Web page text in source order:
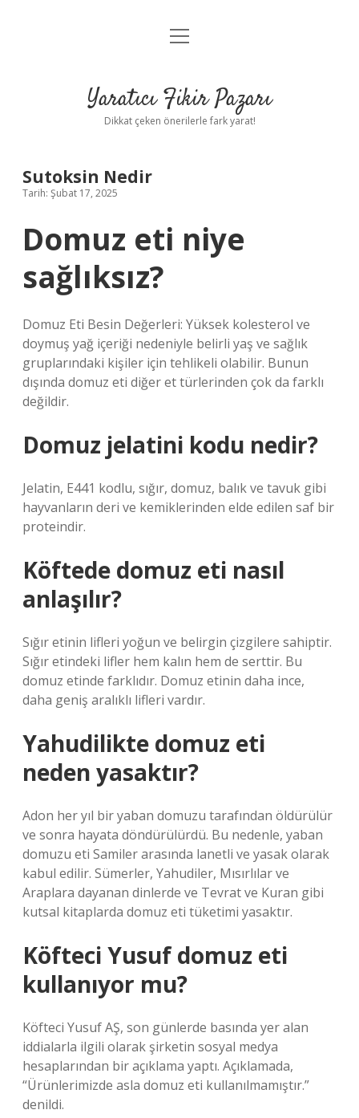
Anasayfa
Yasal Uyarı
menüyü
Yaratıcı Fikir Pazarı
Dikkat çeken önerilerle fark yarat!
Sutoksin Nedir
Tarih: Şubat 17, 2025
Domuz eti niye
sağlıksız?
Domuz Eti Besin Değerleri: Yüksek kolesterol ve
doymuş yağ içeriği nedeniyle belirli yaş ve sağlık
gruplarındaki kişiler için tehlikeli olabilir. Bunun
dışında domuz eti diğer et türlerinden çok da farklı
değildir.
Domuz jelatini kodu nedir?
Jelatin, E441 kodlu, sığır, domuz, balık ve tavuk gibi
hayvanların deri ve kemiklerinden elde edilen saf bir
proteindir.
Köftede domuz eti nasıl
anlaşılır?
Sığır etinin lifleri yoğun ve belirgin çizgilere sahiptir.
Sığır etindeki lifler hem kalın hem de serttir. Bu
domuz etinde farklıdır. Domuz etinin daha ince,
daha geniş aralıklı lifleri vardır.
Yahudilikte domuz eti
neden yasaktır?
Adon her yıl bir yaban domuzu tarafından öldürülür
ve sonra hayata döndürülürdü. Bu nedenle, yaban
domuzu eti Samiler arasında lanetli ve yasak olarak
kabul edilir. Sümerler, Yahudiler, Mısırlılar ve
Araplara dayanan dinlerde ve Tevrat ve Kuran gibi
kutsal kitaplarda domuz eti tüketimi yasaktır.
Köfteci Yusuf domuz eti
kullanıyor mu?
Köfteci Yusuf AŞ, son günlerde basında yer alan
iddialarla ilgili olarak şirketin sosyal medya
hesaplarından bir açıklama yaptı. Açıklamada,
“Ürünlerimizde asla domuz eti kullanılmamıştır.”
denildi.